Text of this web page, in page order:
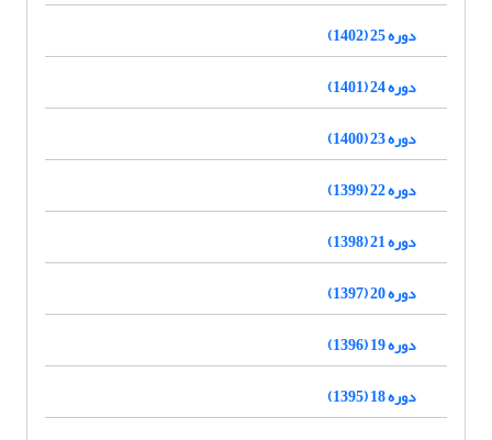
دوره 25 (1402)
دوره 24 (1401)
دوره 23 (1400)
دوره 22 (1399)
دوره 21 (1398)
دوره 20 (1397)
دوره 19 (1396)
دوره 18 (1395)